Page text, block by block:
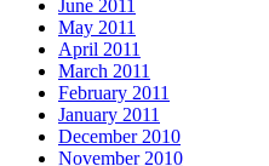
June 2011
May 2011
April 2011
March 2011
February 2011
January 2011
December 2010
November 2010